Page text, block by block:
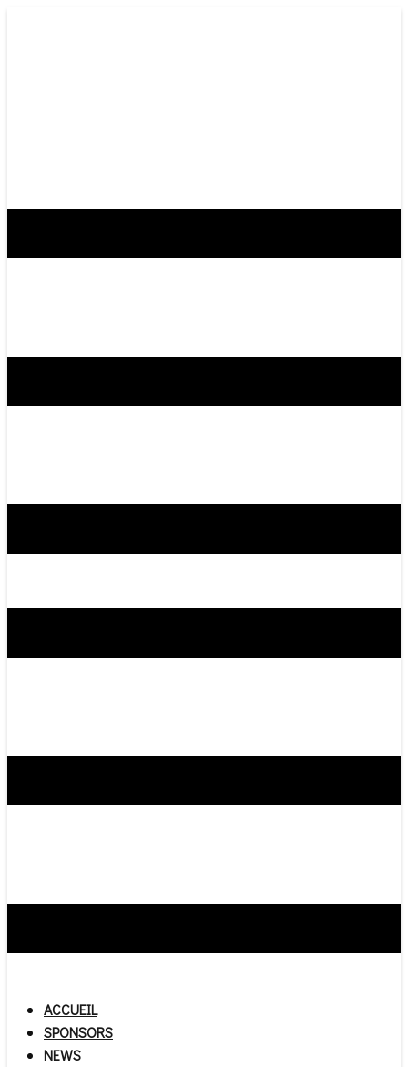
ACCUEIL
SPONSORS
NEWS